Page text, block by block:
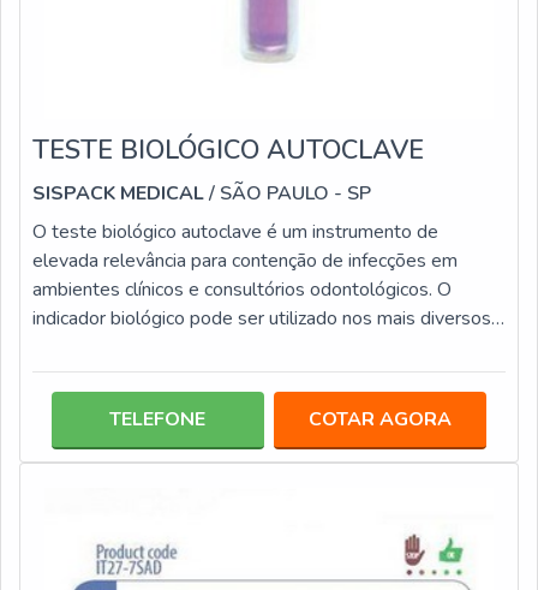
TESTE BIOLÓGICO AUTOCLAVE
SISPACK MEDICAL/ SÃO PAULO - SP
O teste biológico autoclave é um instrumento de
elevada relevância para contenção de infecções em
ambientes clínicos e consultórios odontológicos. O
indicador biológico pode ser utilizado nos mais diversos
Vácuo fracionado; Pré e pós Vácuo.Informações
autoclave contêm esporos do tipo Geobacillus
stearothermophilus, que são resistentes ao vapor. Esses
TELEFONE COTAR AGORA